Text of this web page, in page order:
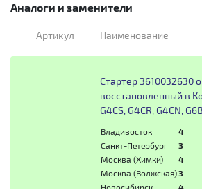
Аналоги и заменители
Артикул Наименование
Стартер 3610032630
восстановленный в
G4CS, G4CR, G4CN,
Владивосток
4
Санкт-Петербург
3
Москва (Химки)
4
Москва (Волжская)3